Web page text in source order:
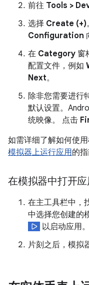
前往 Tools >
选择 Create (+)
Configuration
在 Category 窗
配置文件，例如
Next。
除非您需要进行
默认设置。
统映像。 点击
如需详细了解如何使
模拟器上运行应用的指
在模拟器中打开应
在主工具栏中，
中选择您创建的
以启动应用。
片刻之后，模拟